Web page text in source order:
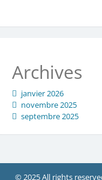
Archives
janvier 2026
novembre 2025
septembre 2025
© 2025 All rights